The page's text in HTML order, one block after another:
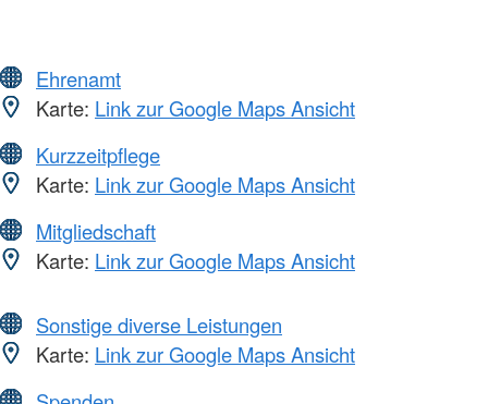
Ehrenamt
Karte: Link zur Google Maps Ansicht
Kurzzeitpflege
Karte: Link zur Google Maps Ansicht
Mitgliedschaft
Karte: Link zur Google Maps Ansicht
Sonstige diverse Leistungen
Karte: Link zur Google Maps Ansicht